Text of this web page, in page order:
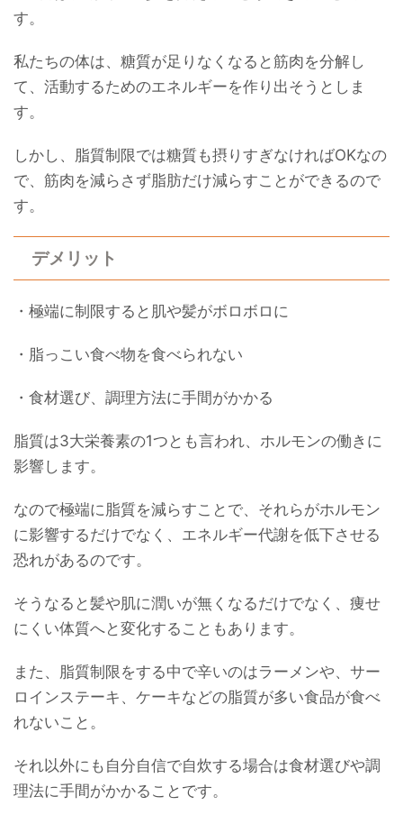
す。
私たちの体は、糖質が足りなくなると筋肉を分解し
て、活動するためのエネルギーを作り出そうとしま
す。
しかし、脂質制限では糖質も摂りすぎなければOKなの
で、筋肉を減らさず脂肪だけ減らすことができるので
す。
デメリット
・極端に制限すると肌や髪がボロボロに
・脂っこい食べ物を食べられない
・食材選び、調理方法に手間がかかる
脂質は3大栄養素の1つとも言われ、ホルモンの働きに
影響します。
なので極端に脂質を減らすことで、それらがホルモン
に影響するだけでなく、エネルギー代謝を低下させる
恐れがあるのです。
そうなると髪や肌に潤いが無くなるだけでなく、痩せ
にくい体質へと変化することもあります。
また、脂質制限をする中で辛いのはラーメンや、サー
ロインステーキ、ケーキなどの脂質が多い食品が食べ
れないこと。
それ以外にも自分自信で自炊する場合は食材選びや調
理法に手間がかかることです。